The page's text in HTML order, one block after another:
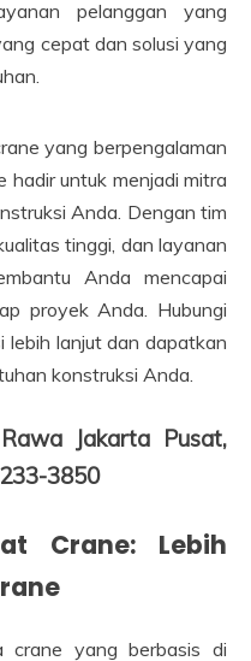
pelanggan yang
cepat dan solusi yang
yang berpengalaman
hadir untuk menjadi mitra
Anda. Dengan tim
tinggi, dan layanan
Anda mencapai
proyek Anda. Hubungi
lebih lanjut dan dapatkan
konstruksi Anda.
Jakarta Pusat,
3850
Crane: Lebih
crane yang berbasis di